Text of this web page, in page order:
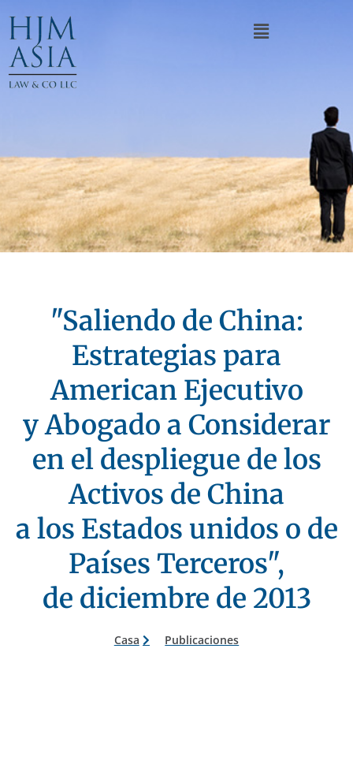
"Saliendo de China:
Estrategias para
American Ejecutivo
y Abogado a Considerar
en el despliegue de los
Activos de China
a los Estados unidos o de
Países Terceros",
de diciembre de 2013
Casa Publicaciones